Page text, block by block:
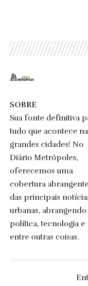
SOBRE
Sua fonte definitiva
tudo que acontece
grandes cidades! No
Diário Metrópoles,
oferecemos uma
cobertura abrangente
das principais
urbanas, abrangendo
política, tecnologia e
entre outras coisas.